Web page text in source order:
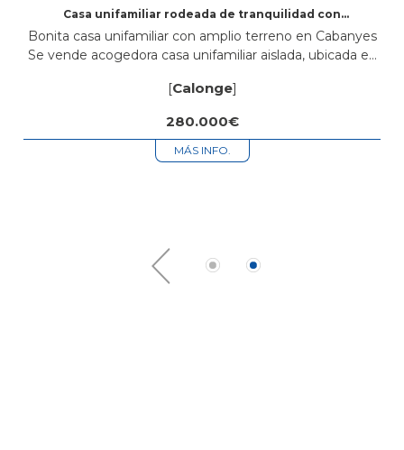
Casa unifamiliar rodeada de tranquilidad con
Bonita casa unifamiliar con amplio terreno en Cabanyes
Se vende acogedora casa unifamiliar aislada, ubicada en
buscan privacidad, contacto con...
[Calonge]
280.000€
MÁS INFO.